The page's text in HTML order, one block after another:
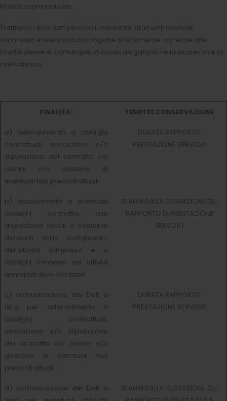
finalità sopra indicate.
Trattiamo i Suoi dati personali mediante strumenti manuali,
informatici e telematici con logiche strettamente correlate alle
finalità stesse e, comunque, in modo da garantirne la sicurezza e la
riservatezza.
FINALITA’ TEMPI DI CONSERVAZIONE
a) adempimento a obblighi
contrattuali, esecuzione e/o
stipulazione del contratto col
cliente e/o gestione di
eventuali fasi precontrattuali
DURATA RAPPORTO
PRESTAZIONE SERVIZIO
b) assolvimento a eventuali
obblighi normativi, alle
disposizioni fiscali e tributarie
derivanti dallo svolgimento
dell’attività d’impresa e a
obblighi connessi ad attività
amministrativo-contabili
10 ANNI DALLA CESSAZIONE DEL
RAPPORTO DI PRESTAZIONE
SERVIZIO
c) comunicazione dei Dati a
terzi per adempimento a
obblighi contrattuali,
esecuzione e/o stipulazione
del contratto col cliente e/o
gestione di eventuali fasi
precontrattuali
DURATA RAPPORTO
PRESTAZIONE SERVIZIO
d) comunicazione dei Dati a
10 ANNI DALLA CESSAZIONE DEL